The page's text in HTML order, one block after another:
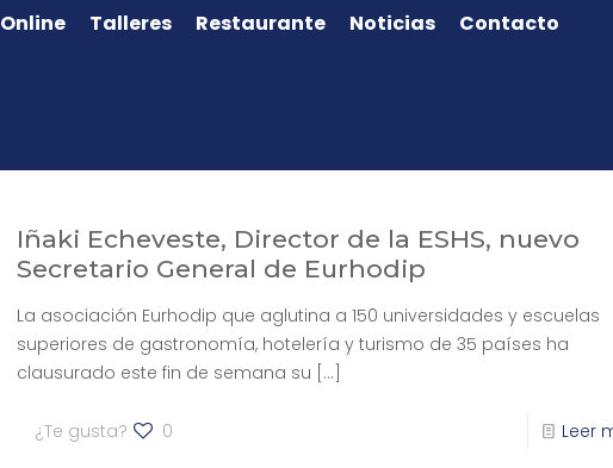
Online Talleres Restaurante Noticias Contacto
Iñaki Echeveste, Director de la ESHS, nuevo
Secretario General de Eurhodip
La asociación Eurhodip que aglutina a 150 universidades y escuelas
superiores de gastronomía, hotelería y turismo de 35 países ha
clausurado este fin de semana su […]
¿Te gusta? 0 Leer